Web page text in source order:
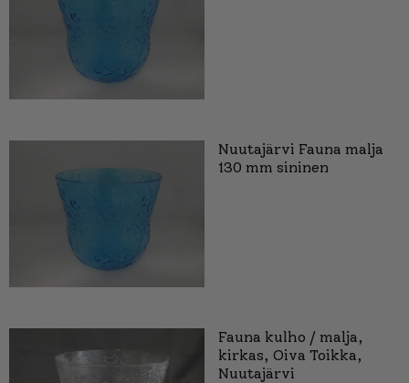
Nuutajärvi Fauna malja
130 mm sininen
Fauna kulho / malja,
kirkas, Oiva Toikka,
Nuutajärvi